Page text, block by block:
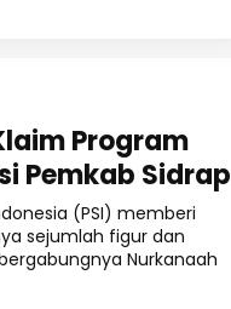
Program
Pemkab Sidrap
(PSI) memberi
sejumlah figur dan
Nurkanaah